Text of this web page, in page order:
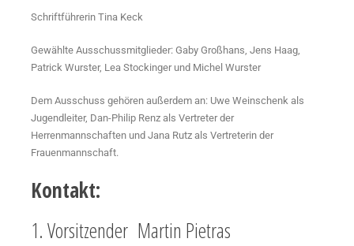
Schriftführerin Tina Keck
Gewählte Ausschussmitglieder: Gaby Großhans, Jens Haag,
Patrick Wurster, Lea Stockinger und Michel Wurster
Dem Ausschuss gehören außerdem an: Uwe Weinschenk als
Jugendleiter, Dan-Philip Renz als Vertreter der
Herrenmannschaften und Jana Rutz als Vertreterin der
Frauenmannschaft.
Kontakt:
1. Vorsitzender Martin Pietras